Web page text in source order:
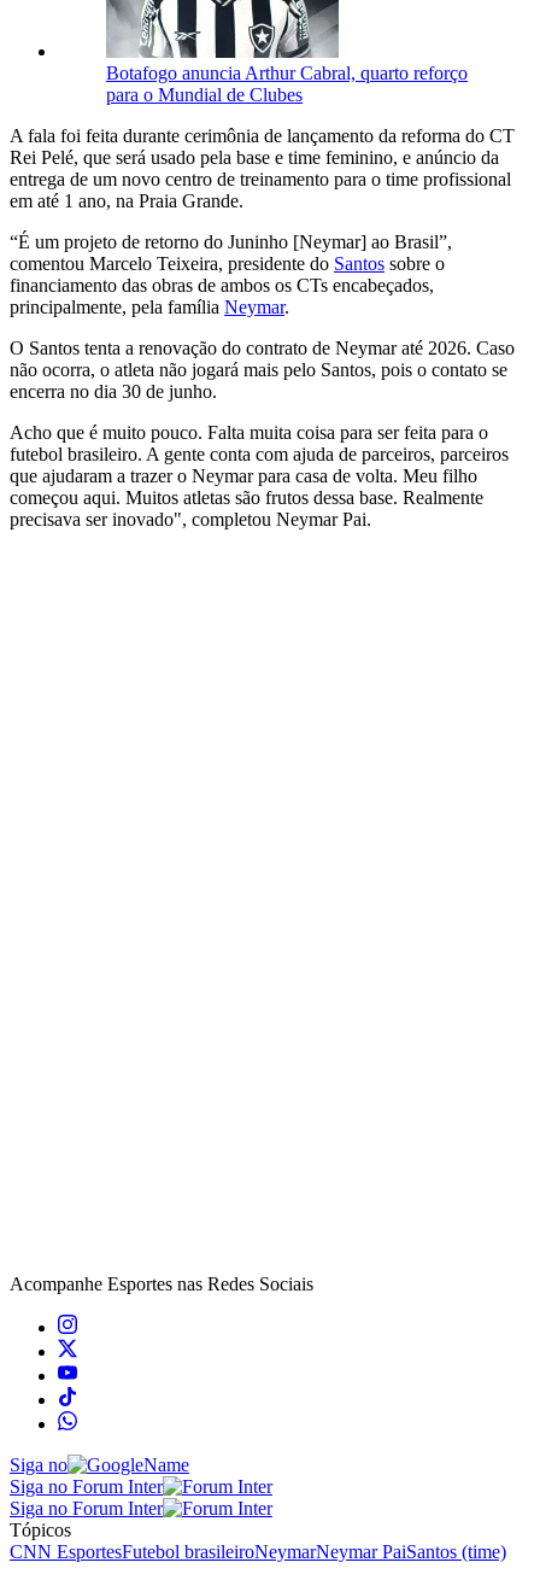
Botafogo anuncia Arthur Cabral, quarto reforço
para o Mundial de Clubes
A fala foi feita durante cerimônia de lançamento da reforma do CT
Rei Pelé, que será usado pela base e time feminino, e anúncio da
entrega de um novo centro de treinamento para o time profissional
em até 1 ano, na Praia Grande.
“É um projeto de retorno do Juninho [Neymar] ao Brasil”,
comentou Marcelo Teixeira, presidente do Santos sobre o
financiamento das obras de ambos os CTs encabeçados,
principalmente, pela família Neymar.
O Santos tenta a renovação do contrato de Neymar até 2026. Caso
não ocorra, o atleta não jogará mais pelo Santos, pois o contato se
encerra no dia 30 de junho.
Acho que é muito pouco. Falta muita coisa para ser feita para o
futebol brasileiro. A gente conta com ajuda de parceiros, parceiros
que ajudaram a trazer o Neymar para casa de volta. Meu filho
começou aqui. Muitos atletas são frutos dessa base. Realmente
precisava ser inovado", completou Neymar Pai.
Acompanhe Esportes nas Redes Sociais
Siga no
Siga no Forum Inter
Siga no Forum Inter
Tópicos
CNN EsportesFutebol brasileiroNeymarNeymar PaiSantos (time)